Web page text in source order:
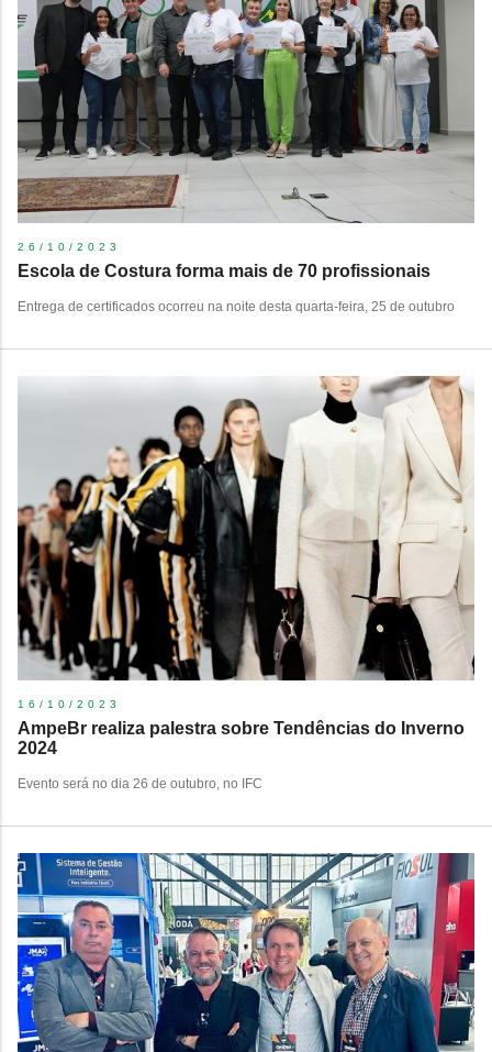
26/10/2023
Escola de Costura forma mais de 70 profissionais
Entrega de certificados ocorreu na noite desta quarta-feira, 25 de outubro
16/10/2023
AmpeBr realiza palestra sobre Tendências do Inverno
2024
Evento será no dia 26 de outubro, no IFC